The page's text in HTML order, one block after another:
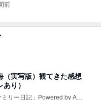
前
（実写版）観てきた感想
あり）
ミリー日記」Powered by Ame